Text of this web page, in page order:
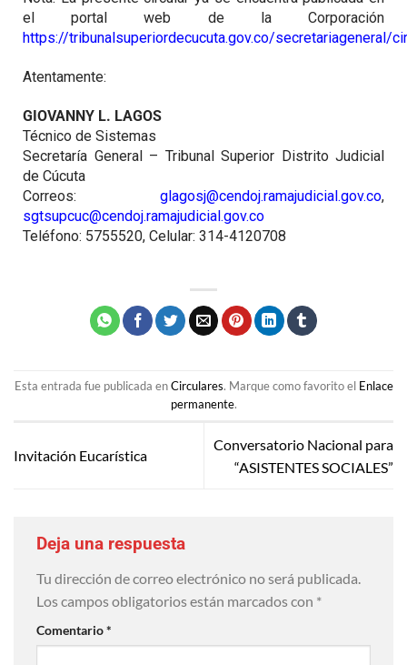
el portal web de la Corporación
https://tribunalsuperiordecucuta.gov.co/secretariageneral/
Atentamente:
GIOVANNY L. LAGOS
Técnico de Sistemas
Secretaría General – Tribunal Superior Distrito Judicial
de Cúcuta
Correos: glagosj@cendoj.ramajudicial.gov.co,
sgtsupcuc@cendoj.ramajudicial.gov.co
Teléfono: 5755520, Celular: 314-4120708
Esta entrada fue publicada enCirculares. Marque como favorito el Enlace
permanente.
Invitación Eucarística
Conversatorio Nacional para
“ASISTENTES SOCIALES”
Deja una respuesta
Tu dirección de correo electrónico no será publicada.
Los campos obligatorios están marcados con *
Comentario*